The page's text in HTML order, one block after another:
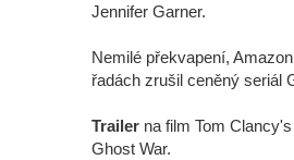
Jennifer Garner.
Nemilé překvapení,
řadách zrušil ceněný seriál
Trailer na film Tom
Ghost War.